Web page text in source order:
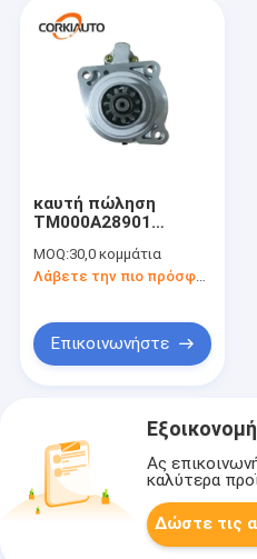
καυτή πώληση
TM000A28901
μηχανή εκκινητών
6676957 12v για
MOQ:30,0 κομμάτια
Λάβετε την πιο πρόσφατη τιμή
Επικοινωνήστε
Ας
καλύτερα
Δώστε τις